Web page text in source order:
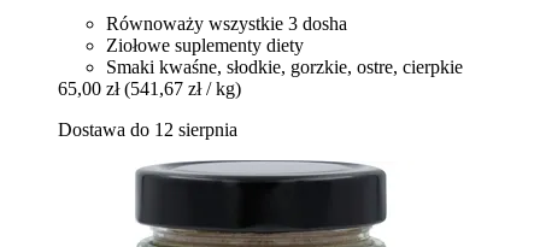
Równoważy wszystkie 3 dosha
Ziołowe suplementy diety
Smaki kwaśne, słodkie, gorzkie, ostre, cierpkie
65,00 zł (541,67 zł / kg)
Dostawa do 12 sierpnia